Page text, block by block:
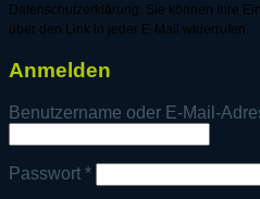
Datenschutzerklärung. Sie können Ihre
über den Link in jeder E-Mail widerrufen.
Anmelden
Benutzername oder E-Mail-
Passwort *Erforderlich